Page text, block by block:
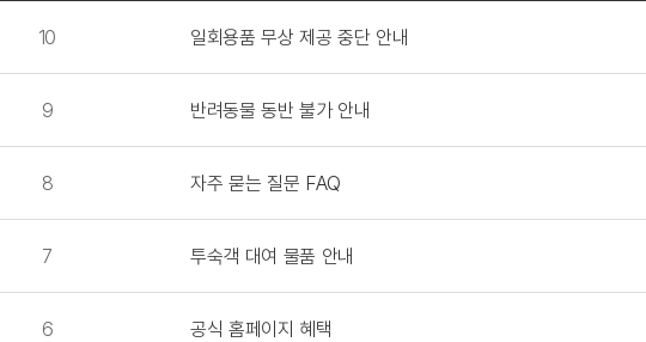
10 일회용품 무상 제공 중단 안내
9 반려동물 동반 불가 안내
8 자주 묻는 질문 FAQ
7 투숙객 대여 물품 안내
6 공식 홈페이지 혜택